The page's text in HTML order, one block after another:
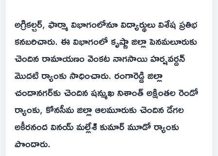
అగ్రికల్చర్‌, ఫార్మా విభాగంలోనూ విద్యార్థులు విశేష ప్రతిభ
కనబరిచారు. ఈ విభాగంలో కృష్ణా జిల్లా పెనమలూరుకు
చెందిన రామాయణం వెంకట నాగసాయి హర్షవర్దన్‌
మొదటి ర్యాంకు సాధించారు. రంగారెడ్డి జిల్లా
చందానగర్‌కు చెందిన షన్ముఖ నిశాంత్‌ అక్షింతల రెండో
ర్యాంకు, కోనసీమ జిల్లా ఆలమూరుకు చెందిన డేగల
అకీరనంద వినయ్‌ మల్లేశ్‌ కుమార్‌ మూడో ర్యాంకు
పొందారు.